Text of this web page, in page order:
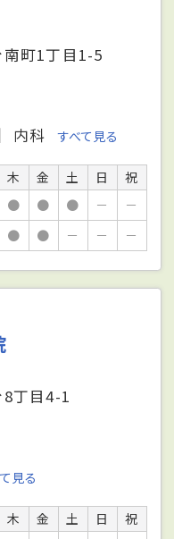
町1丁目1-5
内科 すべて見る
木 金 土 日
祝
● ● ● －
－
● ● － － －
丁目4-1
見る
木 金 土 日
祝